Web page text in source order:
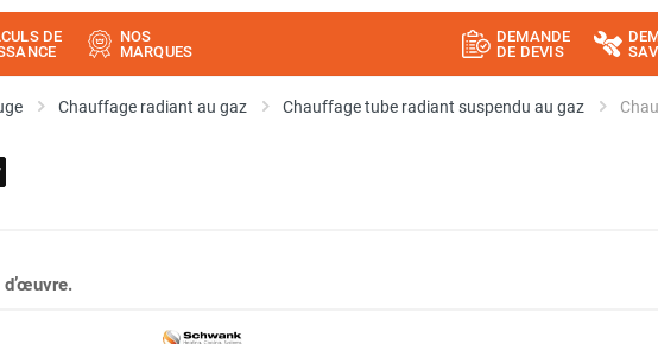
DE
NOS
MARQUES
DEMANDE
DE DEVIS
Chauffage radiant au gaz Chauffage tube radiant suspendu au gaz